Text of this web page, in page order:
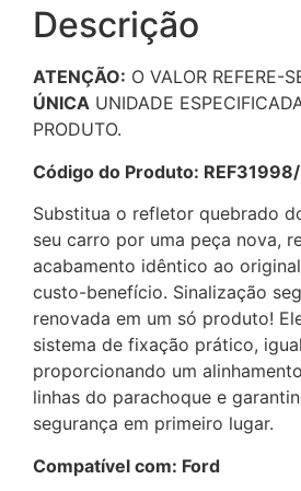
Descrição
ATENÇÃO: O VALOR REFERE-
ÚNICA UNIDADE
PRODUTO.
Código do Produto:
Substitua o refletor quebrado
seu carro por uma peça nova,
acabamento idêntico ao
custo-benefício. Sinalização
renovada em um só produto!
sistema de fixação prático,
proporcionando um
linhas do parachoque e
segurança em primeiro lugar.
Compatível com: Ford